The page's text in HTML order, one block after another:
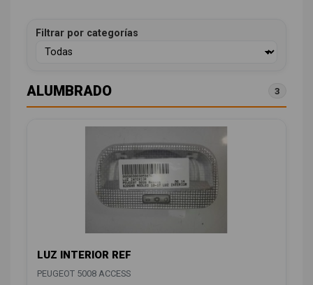
Filtrar por categorías
ALUMBRADO 3
LUZ INTERIOR REF
PEUGEOT 5008 ACCESS